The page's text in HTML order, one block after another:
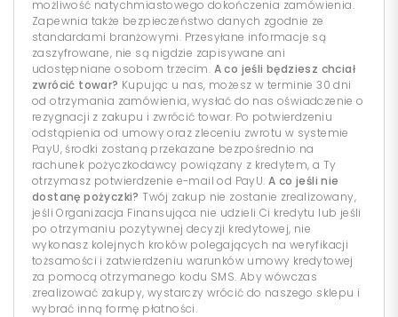
możliwość natychmiastowego dokończenia zamówienia.
Zapewnia także bezpieczeństwo danych zgodnie ze
standardami branżowymi. Przesyłane informacje są
zaszyfrowane, nie są nigdzie zapisywane ani
udostępniane osobom trzecim. A co jeśli będziesz chciał
zwrócić towar? Kupując u nas, możesz w terminie 30 dni
od otrzymania zamówienia, wysłać do nas oświadczenie o
rezygnacji z zakupu i zwrócić towar. Po potwierdzeniu
odstąpienia od umowy oraz zleceniu zwrotu w systemie
PayU, środki zostaną przekazane bezpośrednio na
rachunek pożyczkodawcy powiązany z kredytem, a Ty
otrzymasz potwierdzenie e-mail od PayU. A co jeśli nie
dostanę pożyczki? Twój zakup nie zostanie zrealizowany,
jeśli Organizacja Finansująca nie udzieli Ci kredytu lub jeśli
po otrzymaniu pozytywnej decyzji kredytowej, nie
wykonasz kolejnych kroków polegających na weryfikacji
tożsamości i zatwierdzeniu warunków umowy kredytowej
za pomocą otrzymanego kodu SMS. Aby wówczas
zrealizować zakupy, wystarczy wrócić do naszego sklepu i
wybrać inną formę płatności.